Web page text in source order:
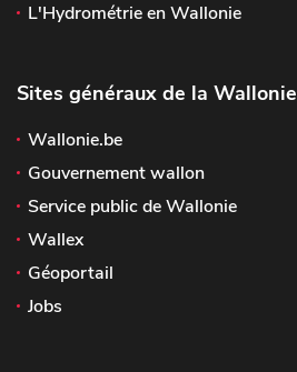
L'Hydrométrie en Wallonie
Sites généraux de la Wallonie
Wallonie.be
Gouvernement wallon
Service public de Wallonie
Wallex
Géoportail
Jobs